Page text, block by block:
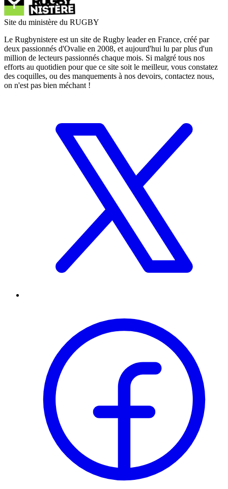
Site du ministère du RUGBY
Le Rugbynistere est un site de Rugby leader en France, créé par
deux passionnés d'Ovalie en 2008, et aujourd'hui lu par plus d'un
million de lecteurs passionnés chaque mois. Si malgré tous nos
efforts au quotidien pour que ce site soit le meilleur, vous constatez
des coquilles, ou des manquements à nos devoirs, contactez nous,
on n'est pas bien méchant !